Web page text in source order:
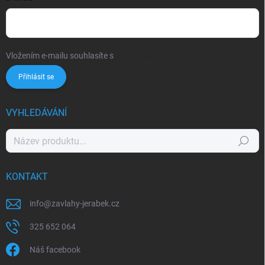
Vložením e-mailu souhlasíte s
Přihlásit se
VYHLEDÁVÁNÍ
Hledat
KONTAKT
info@zavlahy-jerabek.cz
325 652 064
Náš facebook